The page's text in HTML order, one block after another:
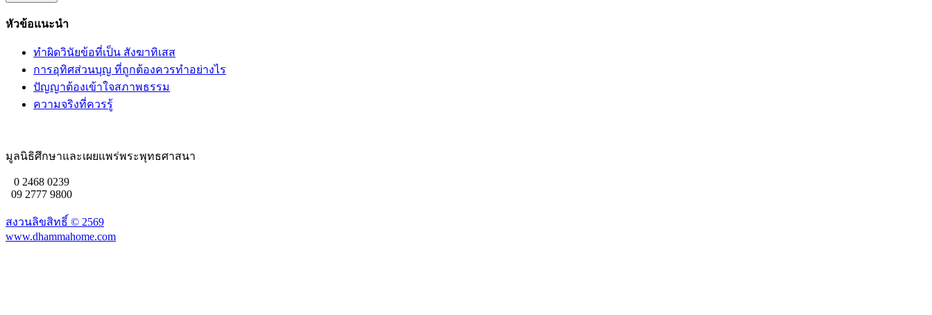
หัวข้อแนะนำ
ทำผิดวินัยข้อที่เป็น สังฆาทิเสส
การอุทิศส่วนบุญ ที่ถูกต้องควรทำอย่างไร
ปัญญาต้องเข้าใจสภาพธรรม
ความจริงที่ควรรู้
มูลนิธิศึกษาและเผยแพร่พระพุทธศาสนา
0 2468 0239
09 2777 9800
สงวนลิขสิทธิ์ © 2569
www.dhammahome.com